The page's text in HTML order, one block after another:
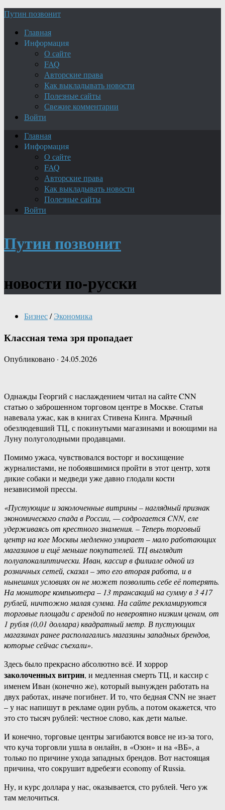
Путин позвонит
Главная
Информация
О сайте
FAQ
Авторские права
Как выкладывать новости
Полезные сайты
Свежие комментарии
Войти
Главная
Информация
О сайте
FAQ
Авторские права
Как выкладывать новости
Полезные сайты
Войти
Путин позвонит
новости по-русски
Бизнес/ Экономика
Классная тема зря пропадает
Опубликовано · 24.05.2026
Однажды Георгий с наслаждением читал на сайте CNN
статью о заброшенном торговом центре в Москве. Статья
навевала ужас, как в книгах Стивена Кинга. Мрачный
обезлюдевший ТЦ, с покинутыми магазинами и воющими на
Луну полуголодными продавцами.
Помимо ужаса, чувствовался восторг и восхищение
журналистами, не побоявшимися пройти в этот центр, хотя
дикие собаки и медведи уже давно глодали кости
независимой прессы.
«Пустующие и заколоченные витрины – наглядный признак
экономического спада в России, — содрогается CNN, еле
удерживаясь от крестного знамения. – Теперь торговый
центр на юге Москвы медленно умирает – мало работающих
магазинов и ещё меньше покупателей. ТЦ выглядит
полуапокалиптически. Иван, кассир в филиале одной из
розничных сетей, сказал – это его вторая работа, и в
нынешних условиях он не может позволить себе её потерять.
На мониторе компьютера – 13 трансакций на сумму в 3 417
рублей, ничтожно малая сумма. На сайте рекламируются
торговые площади с арендой по невероятно низким ценам, от
1 рубля (0,01 доллара) квадратный метр. В пустующих
магазинах ранее располагались магазины западных брендов,
которые сейчас съехали».
Здесь было прекрасно абсолютно всё. И хоррор
заколоченных витрин, и медленная смерть ТЦ, и кассир с
именем Иван (конечно же), который вынужден работать на
двух работах, иначе погибнет. И то, что бедная CNN не знает
– у нас напишут в рекламе один рубль, а потом окажется, что
это сто тысяч рублей: честное слово, как дети малые.
И конечно, торговые центры загибаются вовсе не из-за того,
что куча торговли ушла в онлайн, в «Озон» и на «ВБ», а
только по причине ухода западных брендов. Вот настоящая
причина, что сокрушит вдребезги economy of Russia.
Ну, и курс доллара у нас, оказывается, сто рублей. Чего уж
там мелочиться.